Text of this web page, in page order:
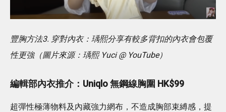
豐胸方法3. 穿對內衣：瑀熙分享有較多背扣的內衣會包覆
性更強（圖片來源：瑀熙 Yuci @ YouTube）
編輯部內衣推介：Uniqlo 無鋼線胸圍 HK$99
超彈性極薄物料及內藏強力網布，不造成胸部束縛感，提